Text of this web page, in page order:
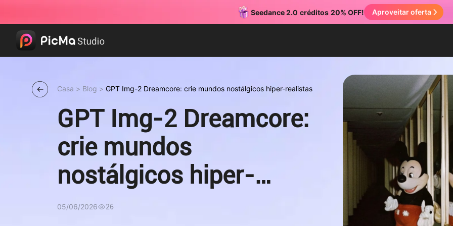
Casa > Blog > GPT Img-2 Dreamcore: crie mundos nostálgicos hiper-realistas
GPT Img-2 Dreamcore:
crie mundos
nostálgicos hiper-
realistas
05/06/2026 26
Seedance 2.0 créditos 20% OFF! Aproveitar oferta